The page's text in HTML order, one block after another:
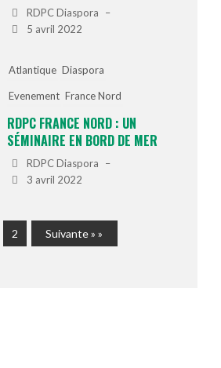
RDPC Diaspora
–
5 avril 2022
Atlantique Diaspora
Evenement France Nord
RDPC FRANCE NORD : UN
SÉMINAIRE EN BORD DE MER
RDPC Diaspora
–
3 avril 2022
2 Suivante » »